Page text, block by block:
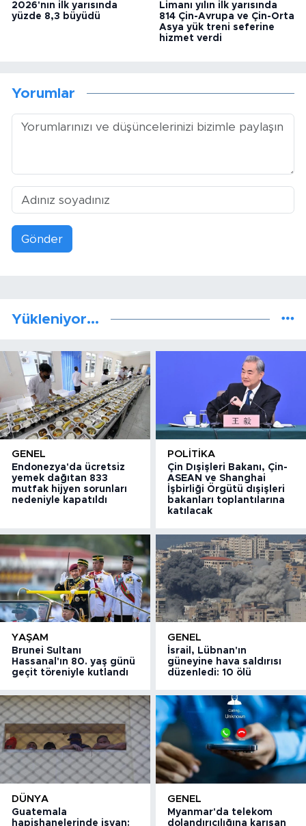
2026'nın ilk yarısında
yüzde 8,3 büyüdü
Limanı yılın ilk yarısında
814 Çin-Avrupa ve Çin-Orta
Asya yük treni seferine
hizmet verdi
Yorumlar
Gönder
Yükleniyor...
GENEL
Endonezya'da ücretsiz
yemek dağıtan 833
mutfak hijyen sorunları
nedeniyle kapatıldı
POLITIKA
Çin Dışişleri Bakanı, Çin-
ASEAN ve Shanghai
İşbirliği Örgütü dışişleri
bakanları toplantılarına
katılacak
YAŞAM
Brunei Sultanı
Hassanal'ın 80. yaş günü
geçit töreniyle kutlandı
GENEL
İsrail, Lübnan'ın
güneyine hava saldırısı
düzenledi: 10 ölü
DÜNYA
Guatemala
hapishanelerinde isyan:
GENEL
Myanmar'da telekom
dolandırıcılığına karışan